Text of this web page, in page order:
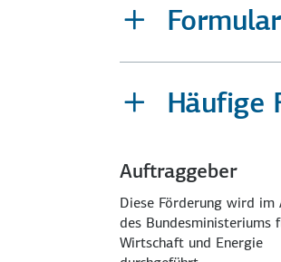
Häufige
Auftraggeber
Diese Förderung wird im
des Bundesministeriums
Wirtschaft und Energie